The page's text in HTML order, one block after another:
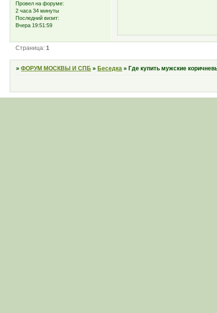
Провел на форуме:
2 часа 34 минуты
Последний визит:
Вчера 19:51:59
Страница:1
»ФОРУМ МОСКВЫ И СПБ » Беседка » Где купить мужские